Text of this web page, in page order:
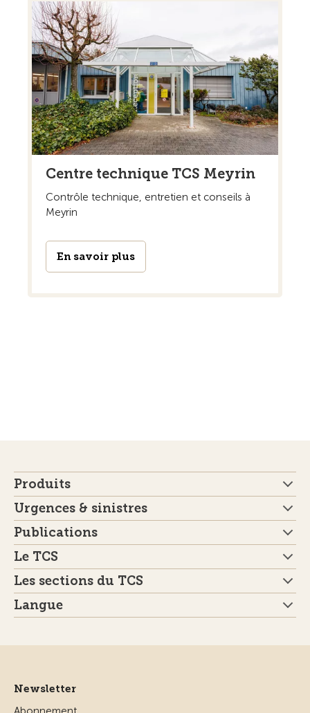
Centre technique TCS Meyrin
Contrôle technique, entretien et conseils à
Meyrin
En savoir plus
Produits
Urgences & sinistres
Publications
Le TCS
Les sections du TCS
Langue
Newsletter